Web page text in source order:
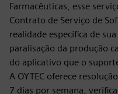
Farmacêuticas, esse
Contrato de Serviço de
realidade específica de
paralisação da produção
do aplicativo que o
A OYTEC oferece
7 dias por semana,